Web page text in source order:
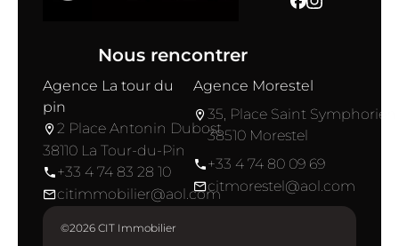
Nous rencontrer
Agence La tour du
pin
2 Place Antonin Dubost
38110 La Tour-du-Pin
+33 4 74 83 28 10
citimmobilier@aol.com
Agence Morestel
35, Place Saint Symphorien
38510 Morestel
+33 4 74 80 09 69
citmorestel@aol.com
©2026 CIT Immobilier